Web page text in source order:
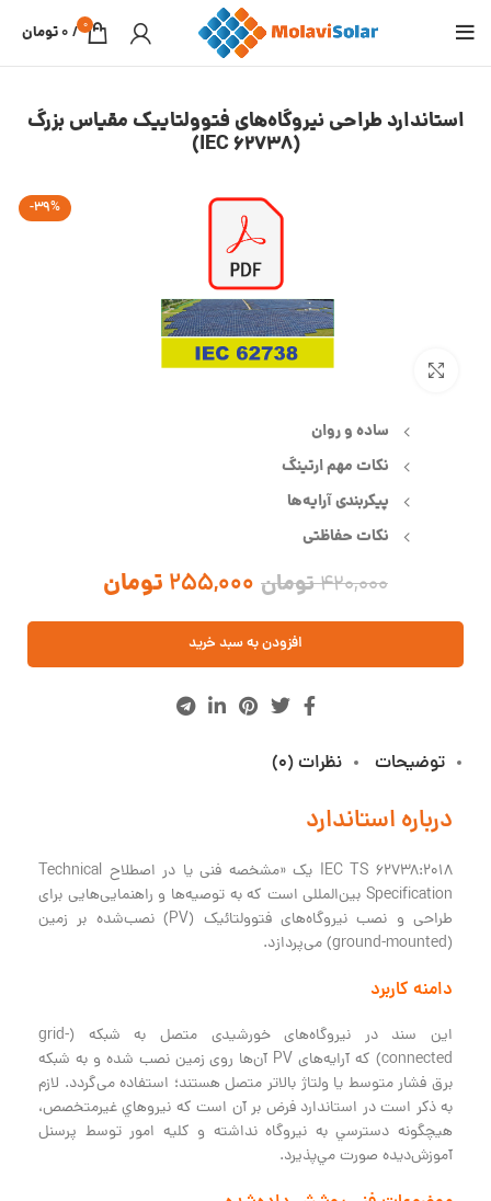
0
/
0تومان
استاندارد طراحی نیروگاه‌های فتوولتاییک مقیاس بزرگ
(IEC 62738)
-39%
بزرگنمایی تصویر
ساده و روان
نکات مهم ارتینگ
پیکربندی آرایه‌ها
نکات حفاظتی
420,000تومان 255,000 تومان
افزودن به سبد خرید
توضیحات نظرات (0)
درباره استاندارد
IEC TS 62738:2018 یک «مشخصه فنی یا در اصطلاح Technical
Specification بین‌المللی است که به توصیه‌ها و راهنمایی‌هایی برای
طراحی و نصب نیروگاه‌های فتوولتائیک‌ (PV) نصب‌شده بر زمین
(ground-mounted) می‌پردازد.
دامنه کاربرد
این سند در نیروگاه‌های خورشیدی متصل به شبکه (grid-
connected) که آرایه‌های PV آن‌ها روی زمین نصب شده‌ و به شبکه
برق فشار متوسط یا ولتاژ بالاتر متصل هستند؛ استفاده می‌گردد. لازم
به ذكر است در استاندارد فرض بر آن است كه نيروهاي غيرمتخصص،
هيچ‍گونه دسترسي به نيروگاه نداشته و كليه امور توسط پرسنل
آموزش‌ديده صورت مي‌پذيرد.